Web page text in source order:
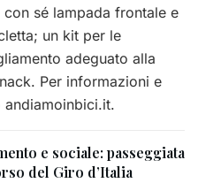
sé lampada frontale e
un kit per le
adeguato alla
Per informazioni e
e sociale: passeggiata
del Giro d’Italia